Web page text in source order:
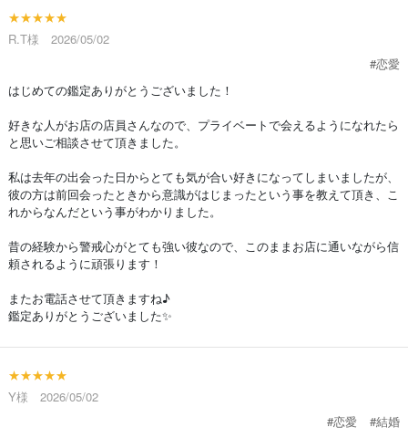
★★★★★
R.T様 2026/05/02
#恋愛
はじめての鑑定ありがとうございました！
好きな人がお店の店員さんなので、プライベートで会えるようになれたら
と思いご相談させて頂きました。
私は去年の出会った日からとても気が合い好きになってしまいましたが、
彼の方は前回会ったときから意識がはじまったという事を教えて頂き、こ
れからなんだという事がわかりました。
昔の経験から警戒心がとても強い彼なので、このままお店に通いながら信
頼されるように頑張ります！
またお電話させて頂きますね♪
鑑定ありがとうございました✨
★★★★★
Y様 2026/05/02
#恋愛
#結婚